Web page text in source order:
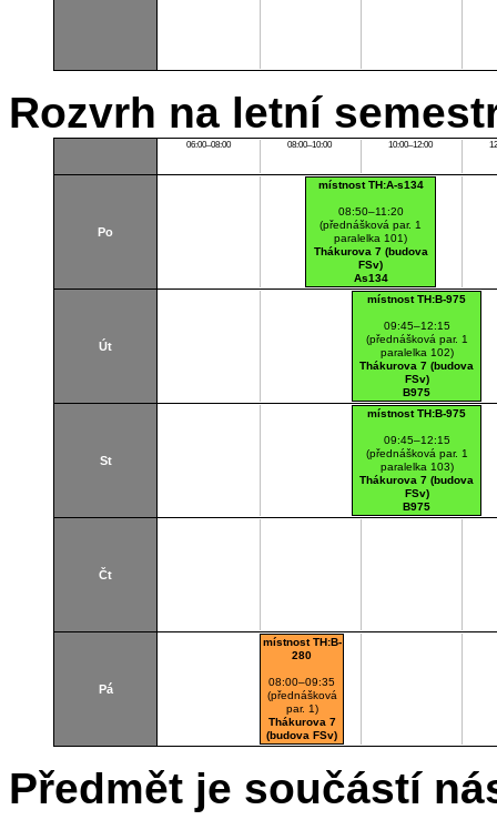
Rozvrh na letní
06:00–08:00 08:00–10:00 10:00–12:00
Po
místnost TH:A-s134
08:50–11:20
(přednášková par. 1
paralelka 101)
Thákurova 7 (budova
FSv)
As134
Út
místnost TH:B-975
09:45–12:15
(přednášková par. 1
paralelka 102)
Thákurova 7 (budova
FSv)
B975
St
místnost TH:B-975
09:45–12:15
(přednášková par. 1
paralelka 103)
Thákurova 7 (budova
FSv)
B975
Čt
Pá
místnost TH:B-
280
08:00–09:35
(přednášková
par. 1)
Thákurova 7
(budova FSv)
B280
Předmět je součástí